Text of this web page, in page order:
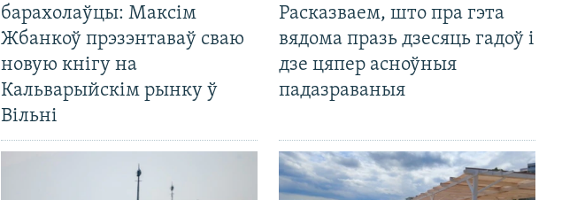
барахолаўцы: Максім
Жбанкоў прэзэнтаваў сваю
новую кнігу на
Кальварыйскім рынку ў
Вільні
Расказваем, што пра гэта
вядома празь дзесяць гадоў і
дзе цяпер асноўныя
падазраваныя